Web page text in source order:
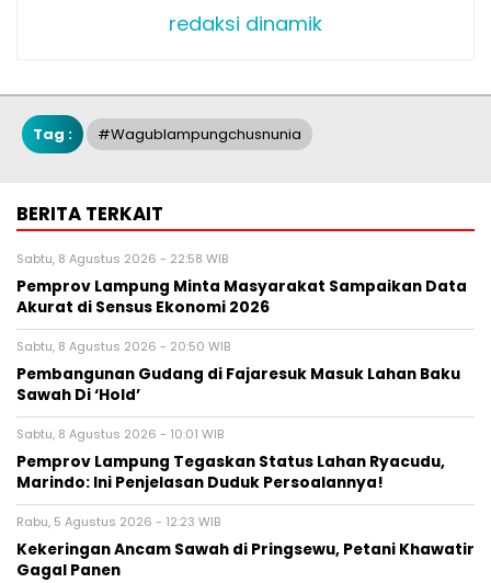
redaksi dinamik
Tag : #Wagublampungchusnunia
BERITA TERKAIT
Sabtu, 8 Agustus 2026 - 22:58 WIB
Pemprov Lampung Minta Masyarakat Sampaikan Data
Akurat di Sensus Ekonomi 2026
Sabtu, 8 Agustus 2026 - 20:50 WIB
Pembangunan Gudang di Fajaresuk Masuk Lahan Baku
Sawah Di ‘Hold’
Sabtu, 8 Agustus 2026 - 10:01 WIB
Pemprov Lampung Tegaskan Status Lahan Ryacudu,
Marindo: Ini Penjelasan Duduk Persoalannya!
Rabu, 5 Agustus 2026 - 12:23 WIB
Kekeringan Ancam Sawah di Pringsewu, Petani Khawatir
Gagal Panen